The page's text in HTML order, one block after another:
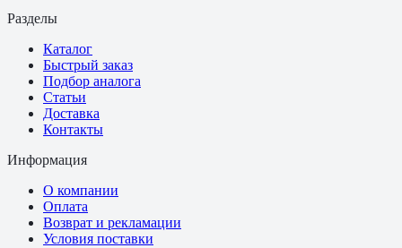
Разделы
Каталог
Быстрый заказ
Подбор аналога
Статьи
Доставка
Контакты
Информация
О компании
Оплата
Возврат и рекламации
Условия поставки